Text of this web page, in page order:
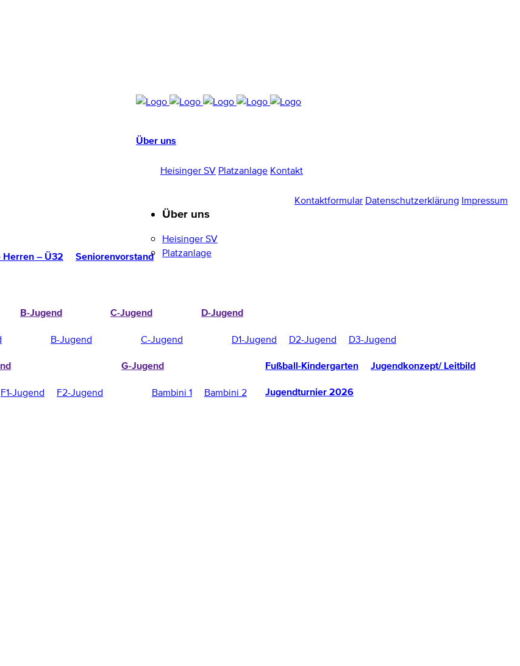
Über uns
Heisinger SV Platzanlage Kontakt
Kontaktformular Datenschutzerklärung Impressum
Herren – Ü32 Seniorenvorstand
B-Jugend
B-Jugend
C-Jugend
C-Jugend
D-Jugend
D1-Jugend D2-Jugend D3-Jugend
F1-Jugend F2-Jugend
G-Jugend
Bambini 1 Bambini 2
Fußball-Kindergarten Jugendkonzept/ Leitbild
Jugendturnier 2026
Über uns
Heisinger SV
Platzanlage